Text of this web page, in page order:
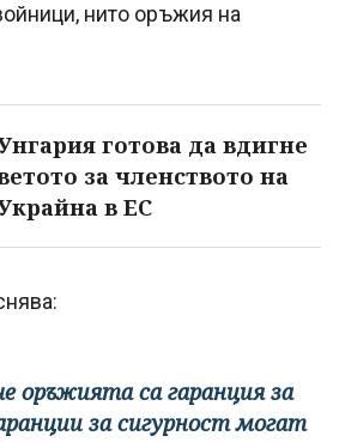
нито оръжия на
готова да вдигне
за членството на
в ЕС
оръжията са гаранция за
за сигурност могат